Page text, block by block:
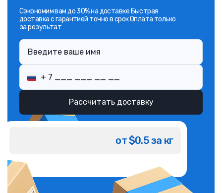
Сэкономим вам до 30% на доставке Быстрая
доставка с гарантией точно в срок Оплата только
за результат
Рассчитать доставку
от $0.5 за кг